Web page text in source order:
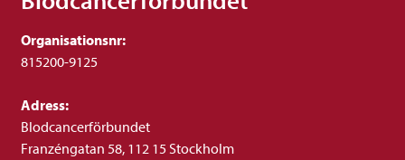
Organisationsnr:
815200-9125
Adress:
Blodcancerförbundet
Franzéngatan 58, 112 15 Stockholm